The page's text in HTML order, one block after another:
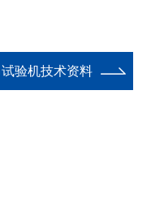
验机技术资料